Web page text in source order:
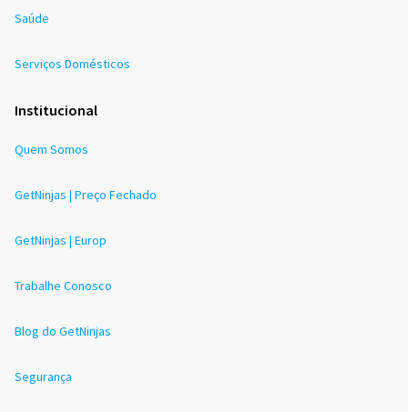
Saúde
Serviços Domésticos
Institucional
Quem Somos
GetNinjas | Preço Fechado
GetNinjas | Europ
Trabalhe Conosco
Blog do GetNinjas
Segurança